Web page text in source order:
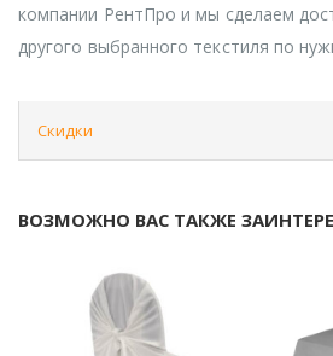
компании РентПро и мы сделаем
другого выбранного текстиля по
Скидки
ВОЗМОЖНО ВАС ТАКЖЕ